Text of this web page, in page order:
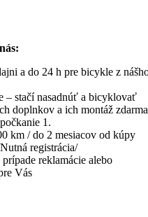
a do 24 h pre bicykle z
– stačí nasadnúť a bicyklovať
doplnkov a ich montáž zdarma
1.
km / do 2 mesiacov od kúpy
registrácia/
reklamácie alebo
Vás